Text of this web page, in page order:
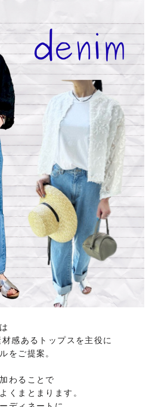
感あるトップスを主役に
をご提案。
わることで
くまとまります。